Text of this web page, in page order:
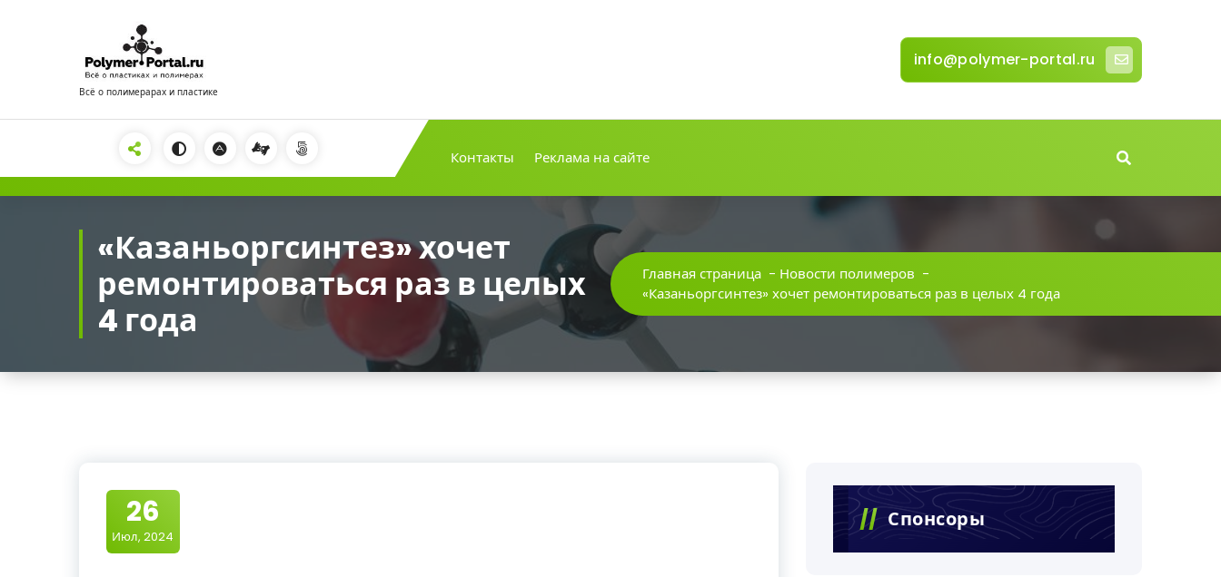
Всё о полимерарах и пластике
info@polymer-portal.ru
Контакты Реклама на сайте
«Казаньоргсинтез» хочет
ремонтироваться раз в целых
4 года
Главная страница - Новости полимеров -
«Казаньоргсинтез» хочет ремонтироваться раз в целых 4 года
26
Июл, 2024
Спонсоры